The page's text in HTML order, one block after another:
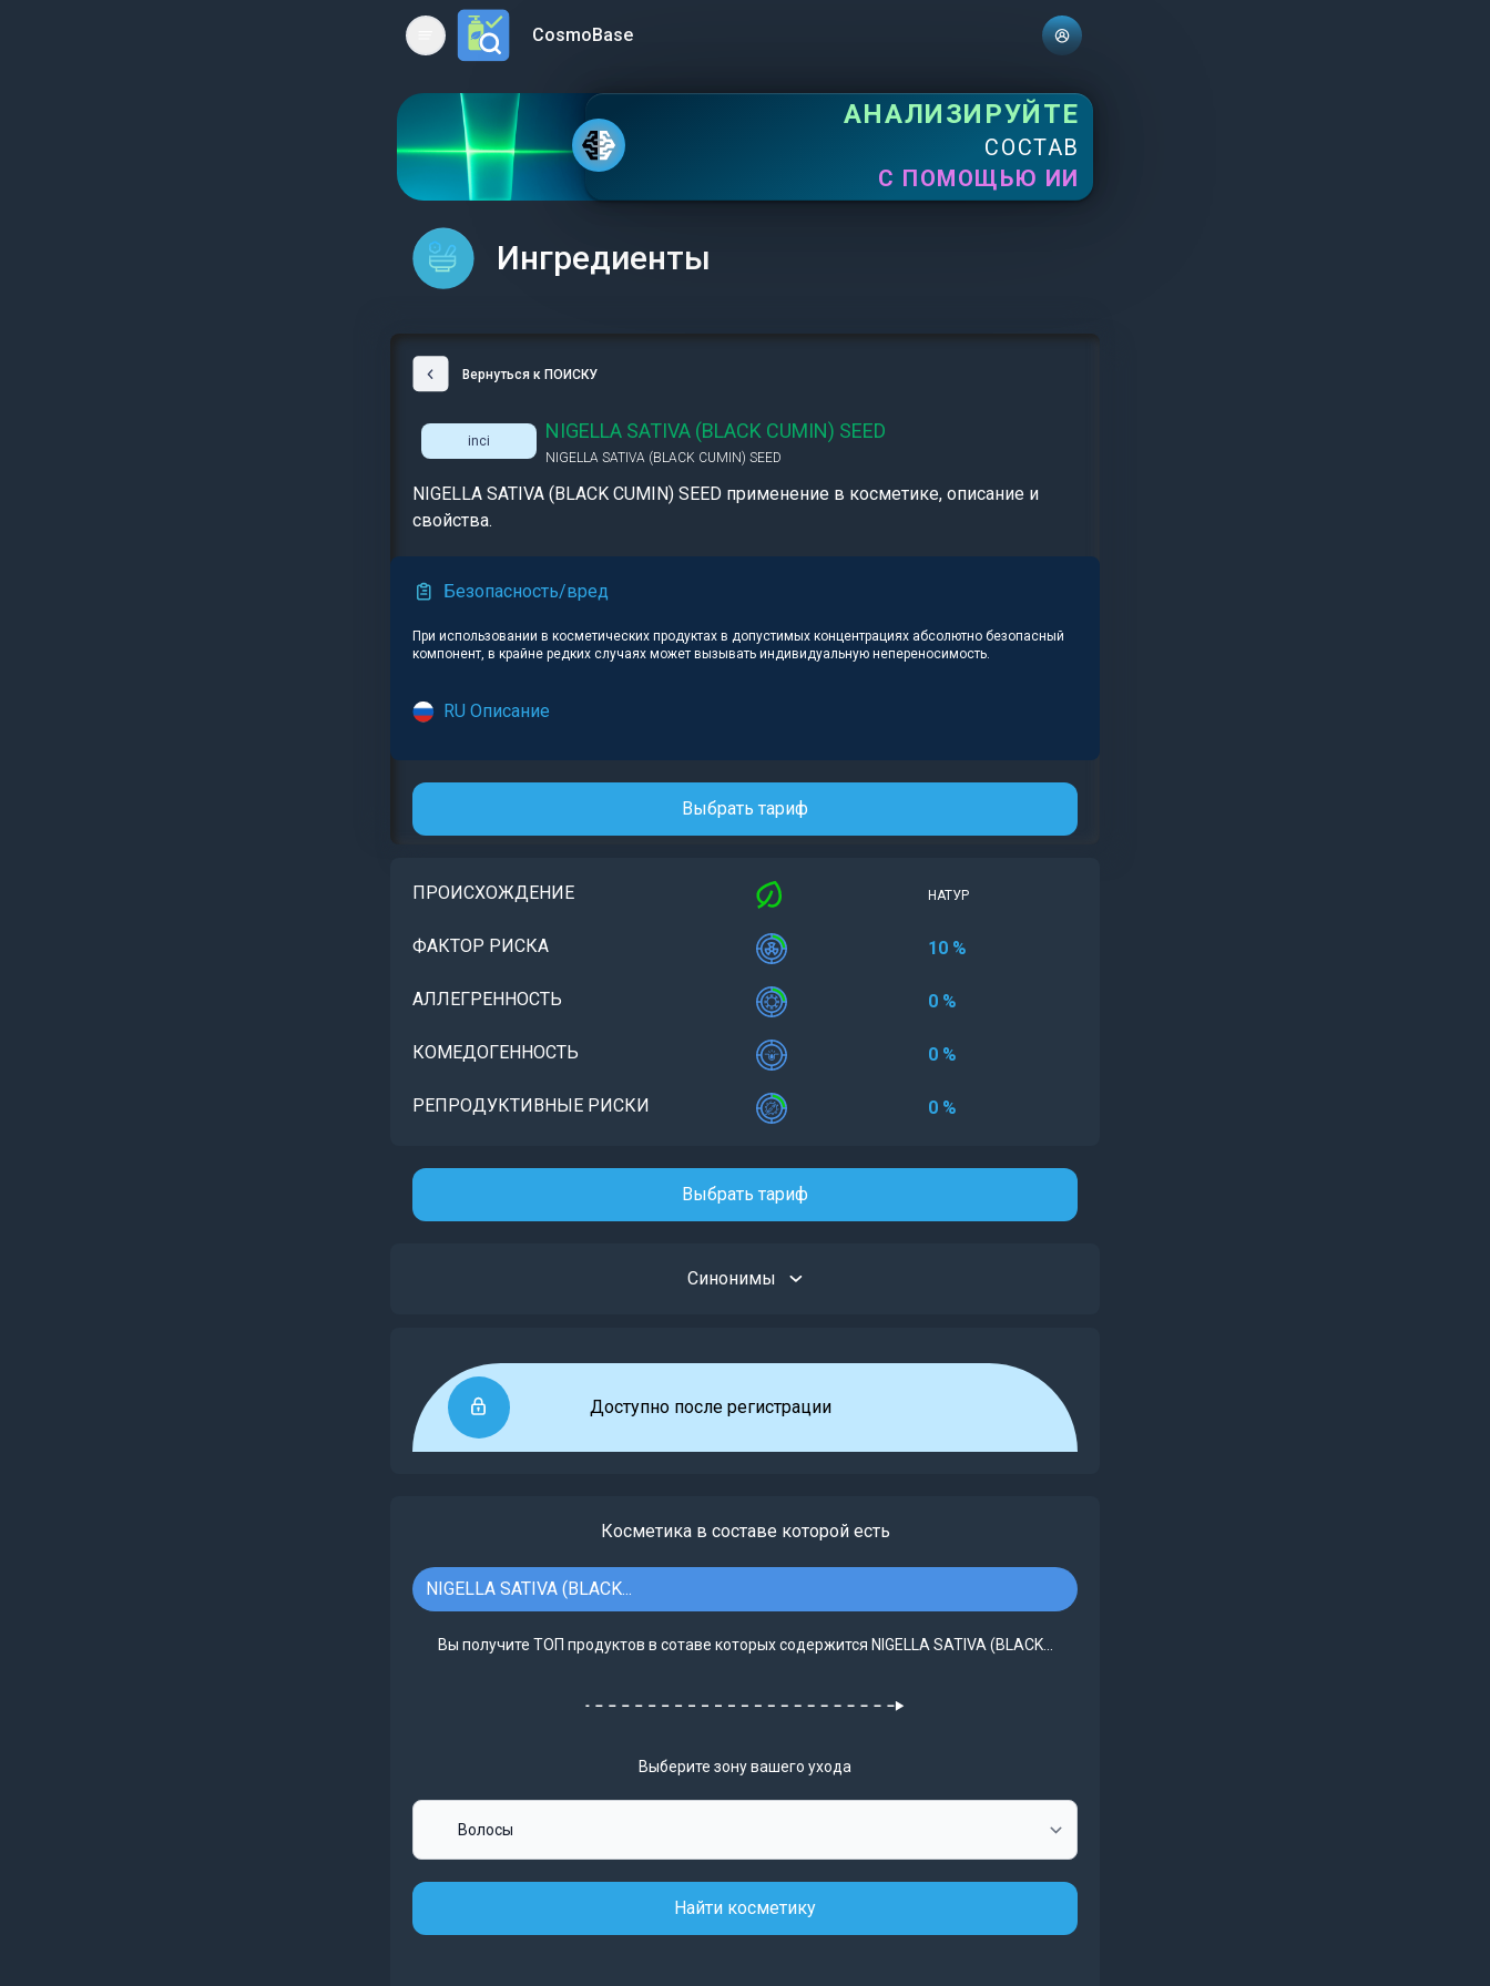
Open main menuCosmoBase
АНАЛИЗИРУЙТЕ
СОСТАВ
С ПОМОЩЬЮ ИИ
Ингредиенты
Вернуться к ПОИСКУ
inci NIGELLA SATIVA (BLACK CUMIN) SEED
NIGELLA SATIVA (BLACK CUMIN) SEED
NIGELLA SATIVA (BLACK CUMIN) SEED применение в косметике, описание и
свойства.
Безопасность/вред
При использовании в косметических продуктах в допустимых концентрациях абсолютно безопасный
компонент, в крайне редких случаях может вызывать индивидуальную непереносимость.
RU Описание
Выбрать тариф
ПРОИСХОЖДЕНИЕ НАТУР
ФАКТОР РИСКА 10 %
АЛЛЕГРЕННОСТЬ 0 %
КОМЕДОГЕННОСТЬ 0 %
РЕПРОДУКТИВНЫЕ РИСКИ 0 %
Выбрать тариф
Синонимы
Доступно после регистрации
Косметика в составе которой есть
NIGELLA SATIVA (BLACK...
Вы получите ТОП продуктов в сотаве которых содержится NIGELLA SATIVA (BLACK...
Выберите зону вашего ухода
Найти косметику